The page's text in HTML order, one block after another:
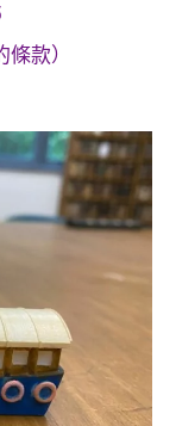
款）